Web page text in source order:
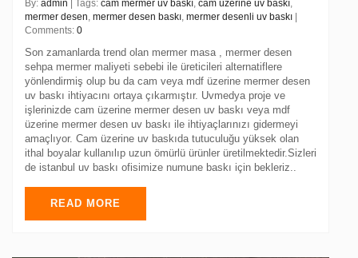
By: admin | Tags: cam mermer uv baskı, cam üzerine uv baskı,
mermer desen, mermer desen baskı, mermer desenli uv baskı
Comments: 0
Son zamanlarda trend olan mermer masa , mermer desen
sehpa mermer maliyeti sebebi ile üreticileri alternatiflere
yönlendirmiş olup bu da cam veya mdf üzerine mermer desen
uv baskı ihtiyacını ortaya çıkarmıştır. Uvmedya proje ve
işlerinizde cam üzerine mermer desen uv baskı veya mdf
üzerine mermer desen uv baskı ile ihtiyaçlarınızı gidermeyi
amaçlıyor. Cam üzerine uv baskıda tutuculuğu yüksek olan
ithal boyalar kullanılıp uzun ömürlü ürünler üretilmektedir.Sizleri
de istanbul uv baskı ofisimize numune baskı için bekleriz..
READ MORE